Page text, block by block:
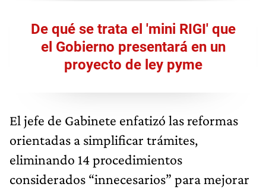
De qué se trata el 'mini RIGI' que
el Gobierno presentará en un
proyecto de ley pyme
El jefe de Gabinete enfatizó las reformas
orientadas a simplificar trámites,
eliminando 14 procedimientos
considerados “innecesarios” para mejorar